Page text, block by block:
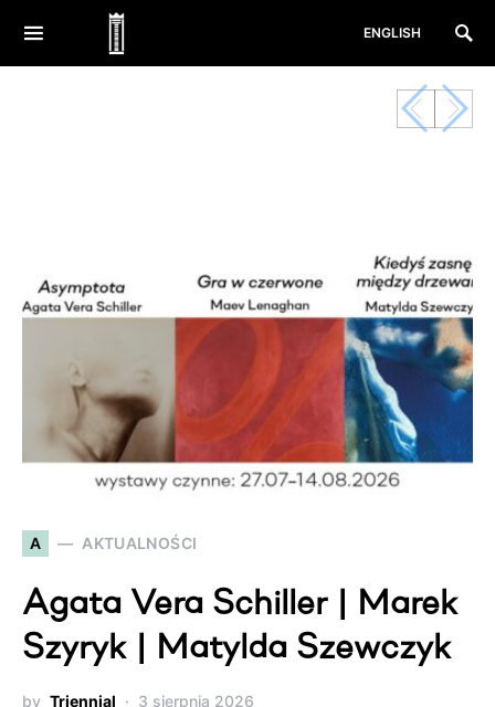
ENGLISH
A AKTUALNOŚCI
Agata Vera Schiller | Marek
Szyryk | Matylda Szewczyk
by Triennial 3 sierpnia 2026